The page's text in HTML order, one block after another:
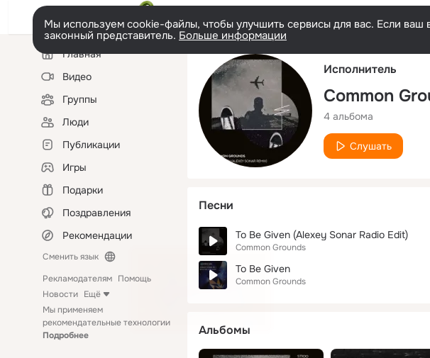
Мы используем cookie-файлы, чтобы улучшить сервисы для вас. Если
законный представитель. Больше информации
Левая
колонкаГлавная
Видео
Группы
Люди
Публикации
Игры
Подарки
Поздравления
Рекомендации
Сменить язык
Рекламодателям Помощь
Новости Ещё
Мы применяем
рекомендательные технологии
Подробнее
Исполнитель
Common
4 альбома
Слушать
Песни
To Be Given (Alexey Sonar Radio Edit)
Common Grounds
To Be Given
Common Grounds
Альбомы